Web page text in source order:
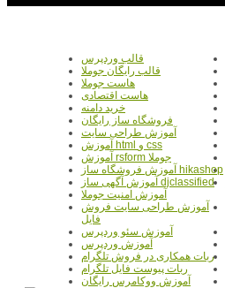
قالب وردپرس
قالب رایگان جوملا
هاست جوملا
هاست اقتصادی
خرید دامنه
فروشگاه ساز رایگان
آموزش طراحی سایت
آموزش html و css
آموزش rsform جوملا
آموزش فروشگاه ساز hikashop
آموزش آگهی ساز djclassified
آموزش امنیت جوملا
آموزش طراحی سایت فروش
فایل
آموزش سئو وردپرس
آموزش وردپرس
ربات همکاری در فروش تلگرام
ربات پیوست فایل تلگرام
آموزش ووکامرس رایگان